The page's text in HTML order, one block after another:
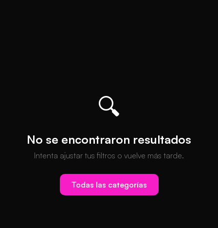
🔍
No se encontraron resultados
Intenta ajustar tus filtros o vuelve más tarde.
Todas las categorías